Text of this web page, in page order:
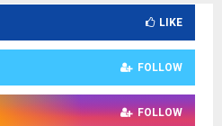
LIKE
FOLLOW
FOLLOW